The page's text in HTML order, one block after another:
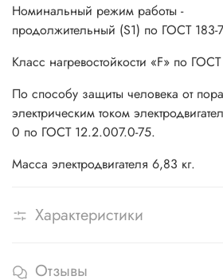
Номинальный режим работы -
продолжительный (S1) по ГОСТ 183-
Класс нагревостойкости «F» по
По способу защиты человека от
электрическим током
0 по ГОСТ 12.2.007.0-75.
Масса электродвигателя 6,83 кг.
Характеристики
Отзывы